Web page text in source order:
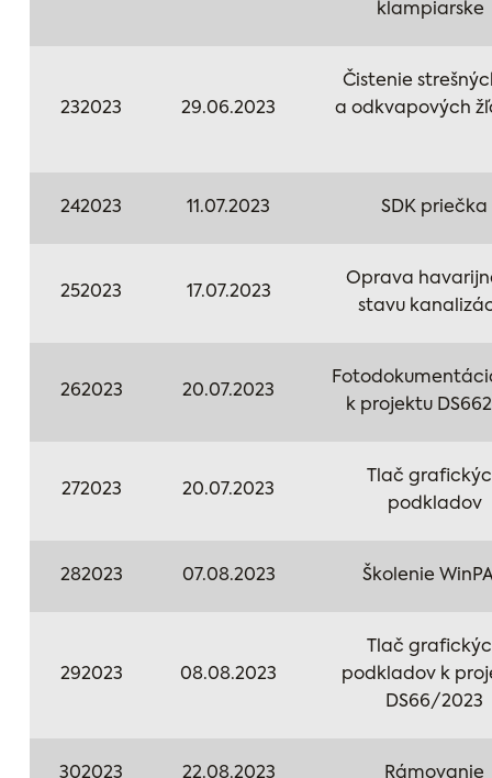
klampiarske
232023 29.06.2023
Čistenie
a odkvapových
242023 11.07.2023 SDK priečka
252023 17.07.2023
Oprava
stavu
262023 20.07.2023
k projektu
272023 20.07.2023
Tlač
podkladov
282023 07.08.2023 Školenie
292023 08.08.2023
Tlač
podkladov k
DS66/2023
302023 22.08.2023 Rámovanie